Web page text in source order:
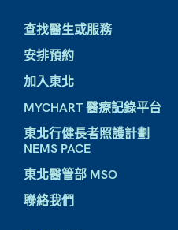
查找醫生或服務
安排預約
加入東北
MYCHART 醫療記錄平台
東北行健長者照護計劃
NEMS PACE
東北醫管部 MSO
聯絡我們